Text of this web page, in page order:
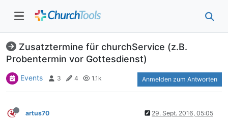
Zusatztermine für churchService (z.B.
Probentermin vor Gottesdienst)
Events 3 4 1.1k Anmelden zum Antworten
artus70 29. Sept. 2016, 05:05